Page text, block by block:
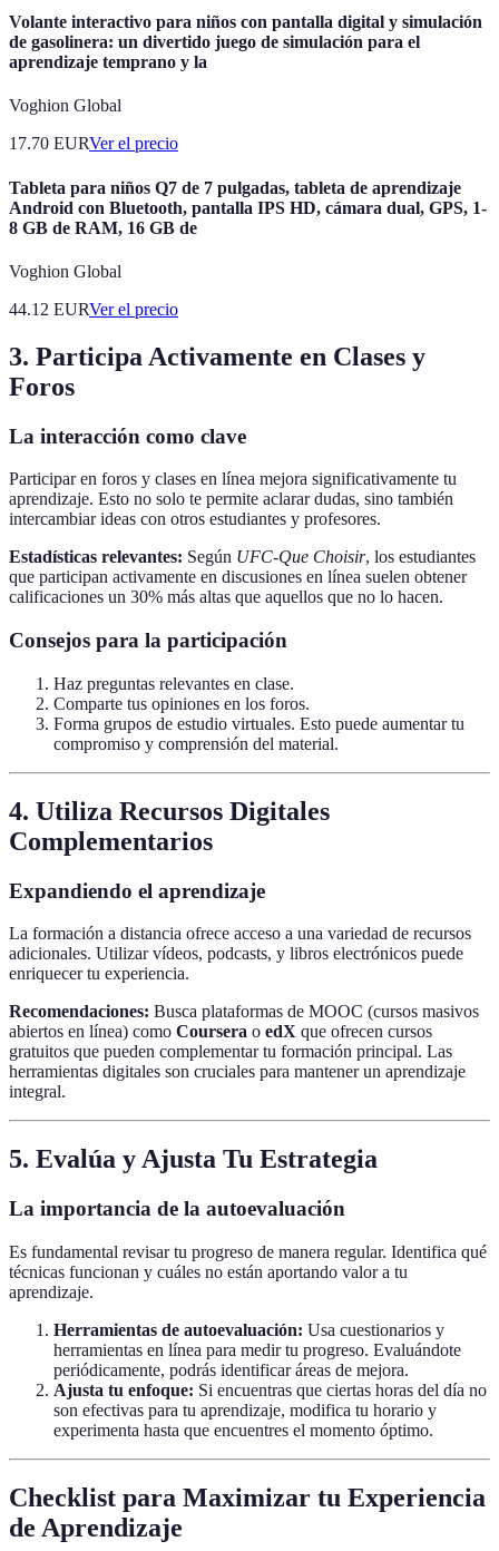
Volante interactivo para niños con pantalla digital y simulación
de gasolinera: un divertido juego de simulación para el
aprendizaje temprano y la
Voghion Global
17.70 EURVer el precio
Tableta para niños Q7 de 7 pulgadas, tableta de aprendizaje
Android con Bluetooth, pantalla IPS HD, cámara dual, GPS, 1-
8 GB de RAM, 16 GB de
Voghion Global
44.12 EURVer el precio
3. Participa Activamente en Clases y
Foros
La interacción como clave
Participar en foros y clases en línea mejora significativamente tu
aprendizaje. Esto no solo te permite aclarar dudas, sino también
intercambiar ideas con otros estudiantes y profesores.
Estadísticas relevantes: Según UFC-Que Choisir, los estudiantes
que participan activamente en discusiones en línea suelen obtener
calificaciones un 30% más altas que aquellos que no lo hacen.
Consejos para la participación
Haz preguntas relevantes en clase.
Comparte tus opiniones en los foros.
Forma grupos de estudio virtuales. Esto puede aumentar tu
compromiso y comprensión del material.
4. Utiliza Recursos Digitales
Complementarios
Expandiendo el aprendizaje
La formación a distancia ofrece acceso a una variedad de recursos
adicionales. Utilizar vídeos, podcasts, y libros electrónicos puede
enriquecer tu experiencia.
Recomendaciones: Busca plataformas de MOOC (cursos masivos
abiertos en línea) como Coursera o edX que ofrecen cursos
gratuitos que pueden complementar tu formación principal. Las
herramientas digitales son cruciales para mantener un aprendizaje
integral.
5. Evalúa y Ajusta Tu Estrategia
La importancia de la autoevaluación
Es fundamental revisar tu progreso de manera regular. Identifica qué
técnicas funcionan y cuáles no están aportando valor a tu
aprendizaje.
Herramientas de autoevaluación: Usa cuestionarios y
herramientas en línea para medir tu progreso. Evaluándote
periódicamente, podrás identificar áreas de mejora.
Ajusta tu enfoque: Si encuentras que ciertas horas del día no
son efectivas para tu aprendizaje, modifica tu horario y
experimenta hasta que encuentres el momento óptimo.
Checklist para Maximizar tu Experiencia
de Aprendizaje